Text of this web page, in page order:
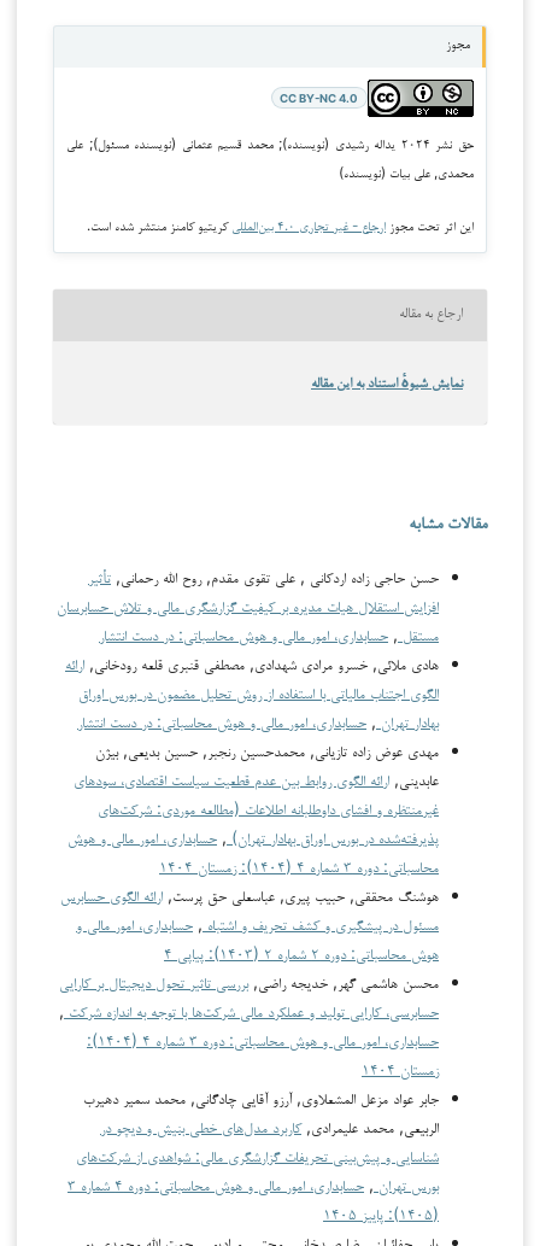
مجوز
CC BY-NC 4.0
حق نشر ۲۰۲۴ یداله رشیدی (نویسنده); محمد قسیم عثمانی (نویسنده مسئول); علی
محمدی, علی بیات (نویسنده)
این اثر تحت مجوز ارجاع - غیر تجاری ۴.۰ بین‌المللی کریتیو کامنز منتشر شده است.
ارجاع به مقاله
نمایش شیوهٔ استناد به این مقاله
مقالات مشابه
حسن حاجی زاده اردکانی , علی تقوی مقدم, روح الله رحمانی, تأثیر
افزایش استقلال هیات مدیره بر کیفیت گزارشگری مالی و تلاش حسابرسان
مستقل , حسابداری، امور مالی و هوش محاسباتی: در دست انتشار
هادی ملائی, خسرو مرادی شهدادی, مصطفی قنبری قلعه رودخانی, ارائه
الگوی اجتناب مالیاتی با استفاده از روش تحلیل مضمون در بورس اوراق
بهادار تهران , حسابداری، امور مالی و هوش محاسباتی: در دست انتشار
مهدی عوض زاده تازیانی, محمدحسین رنجبر, حسین بدیعی, بیژن
عابدینی, ارائه الگوی روابط بین عدم قطعیت سیاست اقتصادی، سودهای
غیرمنتظره و افشای داوطلبانه اطلاعات (مطالعه موردی: شرکت‌های
پذیرفته‌شده در بورس اوراق بهادار تهران) , حسابداری، امور مالی و هوش
محاسباتی: دوره ۳ شماره ۴ (۱۴۰۴): زمستان ۱۴۰۴
هوشنگ محققی, حبیب پیری, عباسعلی حق پرست, ارائه الگوی حسابرس
مسئول در پیشگیری و کشف تحریف و اشتباه , حسابداری، امور مالی و
هوش محاسباتی: دوره ۲ شماره ۲ (۱۴۰۳): پیاپی ۴
محسن هاشمی‌ گهر, خدیجه راضی,بررسی تاثیر تحول دیجیتال بر کارایی
حسابرسی، کارایی تولید و عملکرد مالی شرکت‌ها با توجه به اندازه شرکت ,
حسابداری، امور مالی و هوش محاسباتی: دوره ۳ شماره ۴ (۱۴۰۴):
زمستان ۱۴۰۴
جابر عواد مزعل المشعلاوی, آرزو آقایی چادگانی, محمد سمير دهيرب
الربيعي, محمد علیمرادی,کاربرد مدل‌های خطی بنیش و دیچو در
شناسایی و پیش‌بینی تحریفات گزارشگری مالی: شواهدی از شرکت‌های
بورس تهران ,
حسابداری، امور مالی و هوش محاسباتی: دوره ۴ شماره ۳
(۱۴۰۵): پاییز ۱۴۰۵
یاسر جفائیان, رضا صیدخانی, مجتبی مرادپور, رحمت الله محمدی پور,